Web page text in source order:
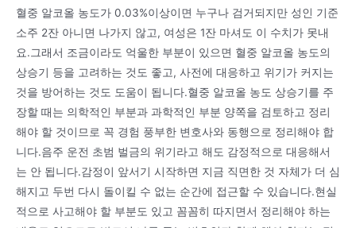
혈중 알코올 농도가 0.03%이상이면 누구나 검거되지만 성인 기준
소주 2잔 아니면 나가지 않고, 여성은 1잔 마셔도 이 수치가 못내
요.그래서 조금이라도 억울한 부분이 있으면 혈중 알코올 농도의
상승기 등을 고려하는 것도 좋고, 사전에 대응하고 위기가 커지는
것을 방어하는 것도 도움이 됩니다.혈중 알코올 농도 상승기를 주
장할 때는 의학적인 부분과 과학적인 부분 양쪽을 검토하고 정리
해야 할 것이므로 꼭 경험 풍부한 변호사와 동행으로 정리해야 합
니다.음주 운전 초범 벌금의 위기라고 해도 감정적으로 대응해서
는 안 됩니다.감정이 앞서기 시작하면 지금 직면한 것 자체가 더 심
해지고 두번 다시 돌이킬 수 없는 순간에 접근할 수 있습니다.현실
적으로 사고해야 할 부분도 있고 꼼꼼히 따지면서 정리해야 하는